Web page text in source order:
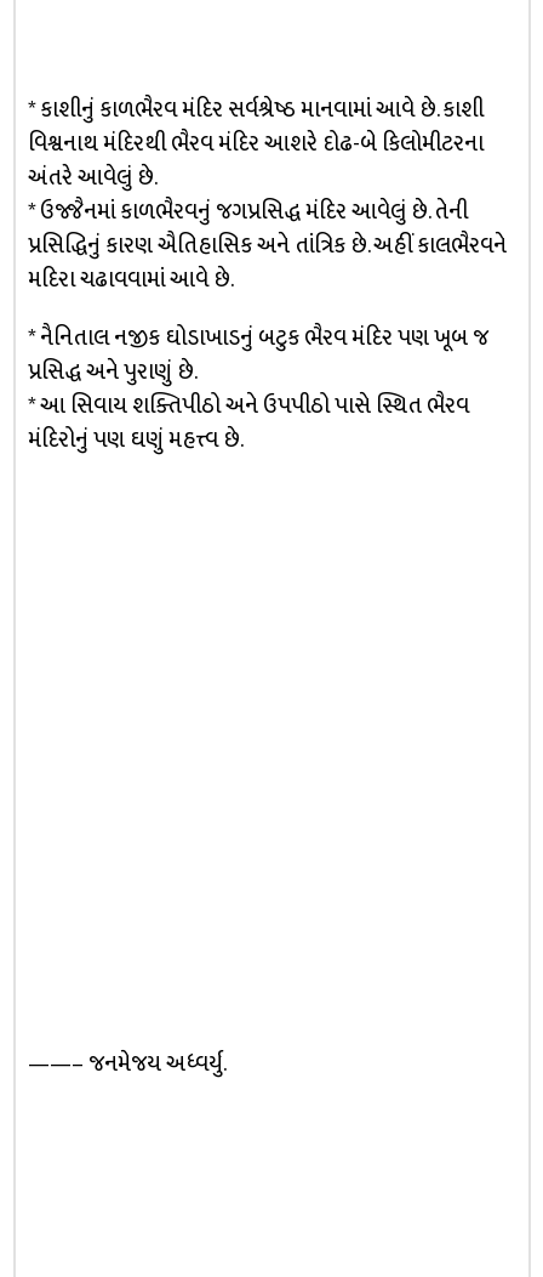
* કાશીનું કાળભૈરવ મંદિર સર્વશ્રેષ્ઠ માનવામાં આવે છે. કાશી
વિશ્વનાથ મંદિરથી ભૈરવ મંદિર આશરે દોઢ-બે કિલોમીટરના
અંતરે આવેલું છે.
* ઉજ્જૈનમાં કાળભૈરવનું જગપ્રસિદ્ધ મંદિર આવેલું છે. તેની
પ્રસિદ્ધિનું કારણ ઐતિહાસિક અને તાંત્રિક છે. અહીં કાલભૈરવને
મદિરા ચઢાવવામાં આવે છે.
* નૈનિતાલ નજીક ઘોડાખાડનું બટુક ભૈરવ મંદિર પણ ખૂબ જ
પ્રસિદ્ધ અને પુરાણું છે.
* આ સિવાય શક્તિપીઠો અને ઉપપીઠો પાસે સ્થિત ભૈરવ
મંદિરોનું પણ ઘણું મહત્ત્વ છે.
——– જનમેજય અધ્વર્યુ.